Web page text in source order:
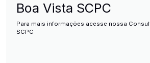
Boa Vista SCPC
Para mais informações acesse nossa
SCPC